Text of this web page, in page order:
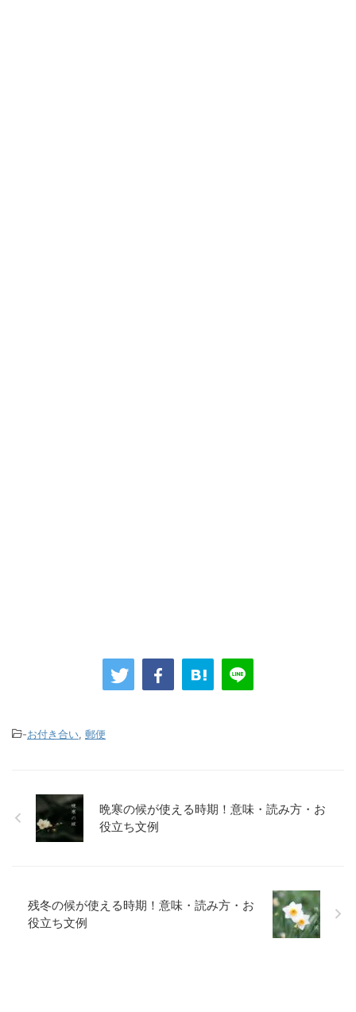
-お付き合い, 郵便
晩寒の候が使える時期！意味・読み方・お
役立ち文例
残冬の候が使える時期！意味・読み方・お
役立ち文例